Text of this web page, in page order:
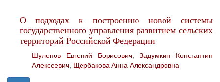
О подходах к построению новой системы
государственного управления развитием сельских
территорий Российской Федерации
Шулепов Евгений Борисович, Задумкин Константин
Алексеевич, Щербакова Анна Александровна